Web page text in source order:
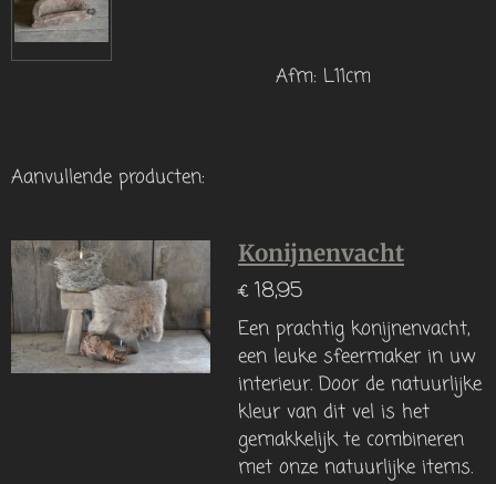
Afm: L11cm
Aanvullende producten:
Konijnenvacht
€ 18,95
Een prachtig konijnenvacht,
een leuke sfeermaker in uw
interieur. Door de natuurlijke
kleur van dit vel is het
gemakkelijk te combineren
met onze natuurlijke items.